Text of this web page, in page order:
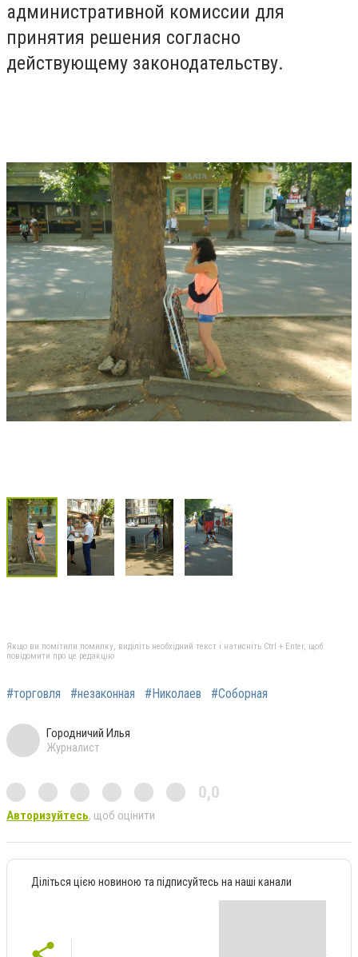
административной комиссии для
принятия решения согласно
действующему законодательству.
Якщо ви помітили помилку, виділіть необхідний текст і натисніть Ctrl + Enter, щоб
повідомити про це редакцію
#торговля #незаконная #Николаев #Соборная
Городничий Илья
Журналист
0,0
Авторизуйтесь, щоб оцінити
Діліться цією новиною та підписуйтесь на наші канали